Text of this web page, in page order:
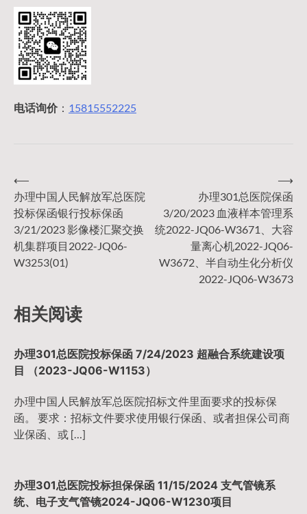
电话询价： 15815552225
文
章
导
航
⟵
办理中国人民解放军总医院
投标保函银行投标保函
3/21/2023 影像楼汇聚交换
机集群项目2022-JQ06-
W3253(01)
办理301总医院保函
3/20/2023 血液样本管理系
统2022-JQ06-W3671、大容
量离心机2022-JQ06-
W3672、半自动生化分析仪
2022-JQ06-W3673
⟶
相关阅读
办理301总医院投标保函 7/24/2023 超融合系统建设项
目 （2023-JQ06-W1153）
办理中国人民解放军总医院招标文件里面要求的投标保
函。 要求：招标文件要求使用银行保函、或者担保公司商
业保函、或 […]
办理301总医院投标担保保函 11/15/2024 支气管镜系
统、电子支气管镜2024-JQ06-W1230项目